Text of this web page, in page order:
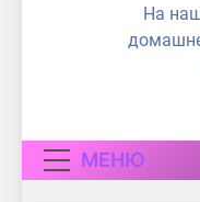
На
МЕНЮ